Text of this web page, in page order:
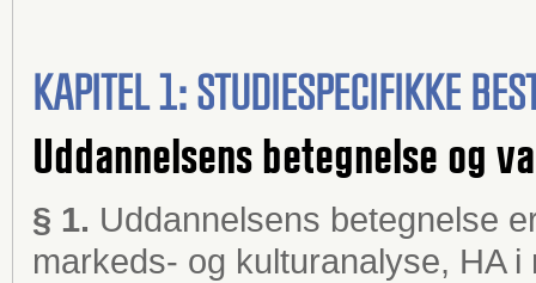
KAPITEL 1: STUDIESPECIFIKKE
Uddannelsens betegnelse og
§ 1. Uddannelsens betegnelse
markeds- og kulturanalyse, HA